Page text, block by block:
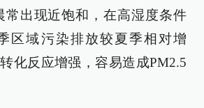
常出现近饱和，在高湿度条件
区域污染排放较夏季相对增
化反应增强，容易造成PM2.5